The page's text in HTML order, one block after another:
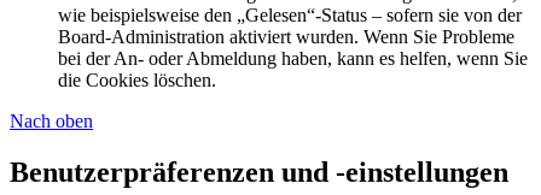
wie beispielsweise den „Gelesen“-Status – sofern sie von der
Board-Administration aktiviert wurden. Wenn Sie Probleme
bei der An- oder Abmeldung haben, kann es helfen, wenn Sie
die Cookies löschen.
Nach oben
Benutzerpräferenzen und -einstellungen